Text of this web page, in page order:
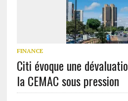
FINANCE
Citi évoque une
la CEMAC sous pression